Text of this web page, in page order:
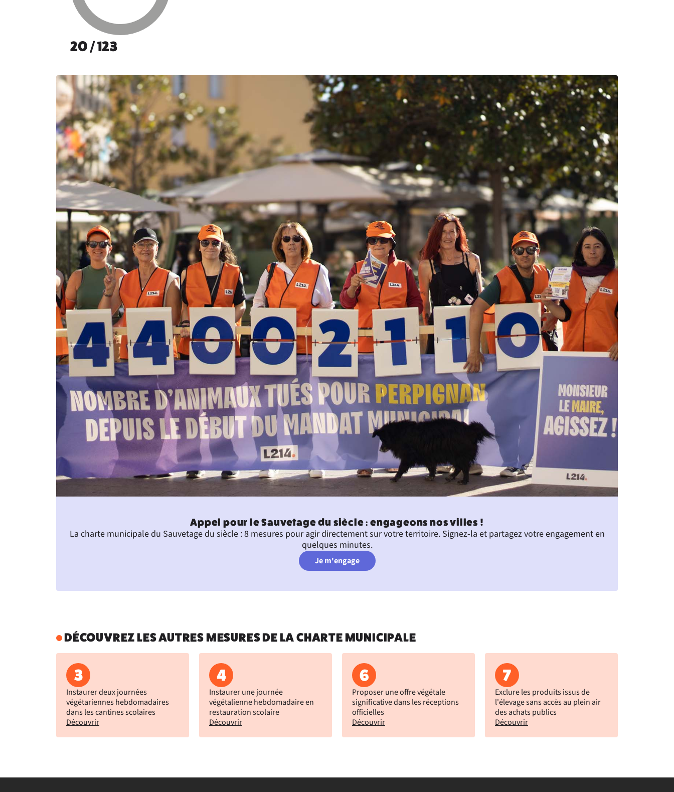
20 / 123
Appel pour le Sauvetage du siècle : engageons nos villes !
La charte municipale du Sauvetage du siècle : 8 mesures pour agir directement sur votre territoire. Signez-la et partagez votre engagement en
quelques minutes.
Je m'engage
DÉCOUVREZ LES AUTRES MESURES DE LA CHARTE MUNICIPALE
3
Instaurer deux journées
végétariennes hebdomadaires
dans les cantines scolaires
Découvrir
4
Instaurer une journée
végétalienne hebdomadaire en
restauration scolaire
Découvrir
6
Proposer une offre végétale
significative dans les réceptions
officielles
Découvrir
7
Exclure les produits issus de
l'élevage sans accès au plein air
des achats publics
Découvrir